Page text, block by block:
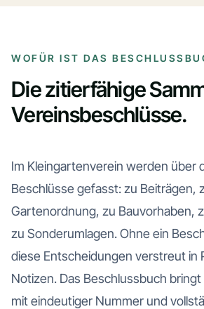
WOFÜR IST DAS
Die zitierfähige
Vereinsbeschlüsse.
Im Kleingartenverein werden über
Beschlüsse gefasst: zu Beiträgen,
Gartenordnung, zu Bauvorhaben,
zu Sonderumlagen. Ohne ein
diese Entscheidungen verstreut in
Notizen. Das Beschlussbuch
mit eindeutiger Nummer und